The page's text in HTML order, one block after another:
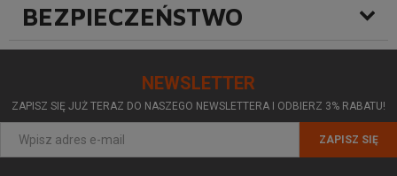
BEZPIECZEŃSTWO
NEWSLETTER
ZAPISZ SIĘ JUŻ TERAZ DO NASZEGO NEWSLETTERA I ODBIERZ 3% RABATU!
ZAPISZ SIĘ